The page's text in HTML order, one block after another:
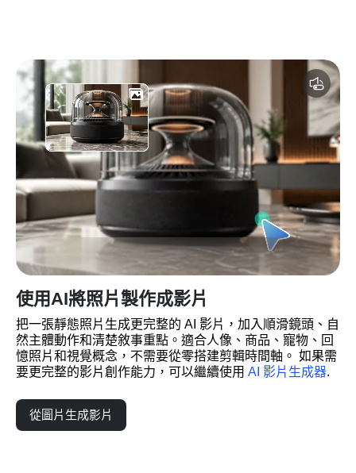
使用AI將照片製作成影片
把一張靜態照片生成更完整的 AI 影片，加入順滑鏡頭、自
然主體動作和清楚敘事重點。適合人像、商品、寵物、回
憶照片和視覺概念，不需要從零搭建剪輯時間軸。 如果需
要更完整的影片創作能力，可以繼續使用 AI 影片生成器.
從圖片生成影片